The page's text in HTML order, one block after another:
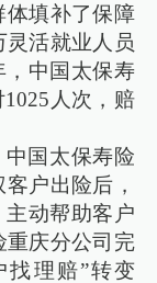
体填补了保障
活就业人员
，中国太保寿
人次，赔
中国太保寿险
户出险后，
主动帮助客户
重庆分公司完
找理赔”转变